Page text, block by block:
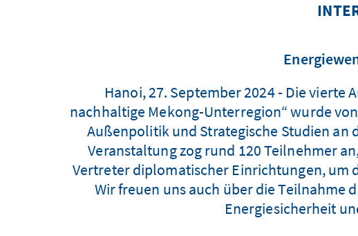
Hanoi, 27. September 2024 - Die vierte
nachhaltige Mekong-Unterregion“ wurde
Außenpolitik und Strategische Studien an
Veranstaltung zog rund 120 Teilnehmer
Vertreter diplomatischer Einrichtungen, um
Wir freuen uns auch über die Teilnahme
Energiesicherheit